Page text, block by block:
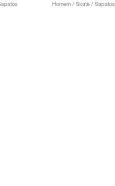
Homem / Skate / Sapatos